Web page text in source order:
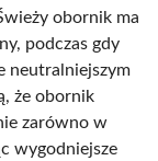
obornik ma
podczas gdy
neutralniejszym
że obornik
zarówno w
wygodniejsze